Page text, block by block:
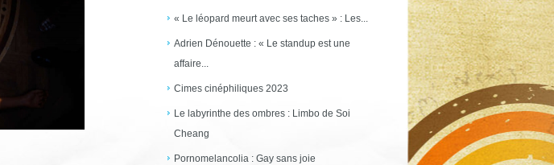
« Le léopard meurt avec ses taches » : Les...
Adrien Dénouette : « Le standup est une
affaire...
Cimes cinéphiliques 2023
Le labyrinthe des ombres : Limbo de Soi
Cheang
Pornomelancolia : Gay sans joie